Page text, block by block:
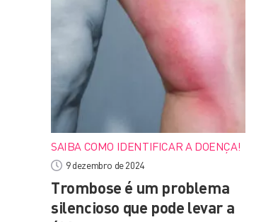
SAIBA COMO IDENTIFICAR A DOENÇA!
9 dezembro de 2024
Trombose é um problema
silencioso que pode levar a